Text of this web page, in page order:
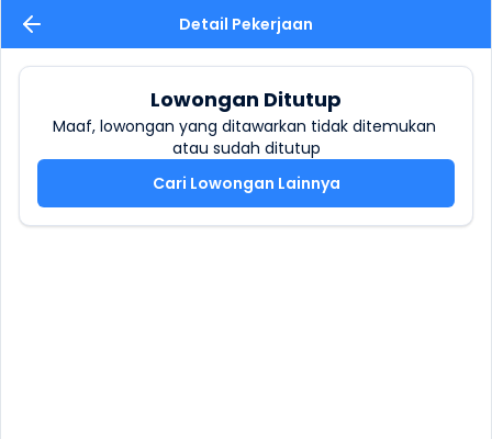
Detail Pekerjaan
Lowongan Ditutup
Maaf, lowongan yang ditawarkan tidak ditemukan
atau sudah ditutup
Cari Lowongan Lainnya